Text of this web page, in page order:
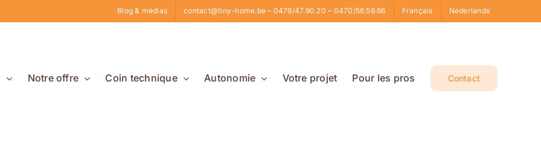
Blog & médias contact@tiny-home.be – 0479/47.90.20 – 0470/56.56.66 Français Nederlands
Notre offre Coin technique Autonomie Votre projet Pour les pros Contact